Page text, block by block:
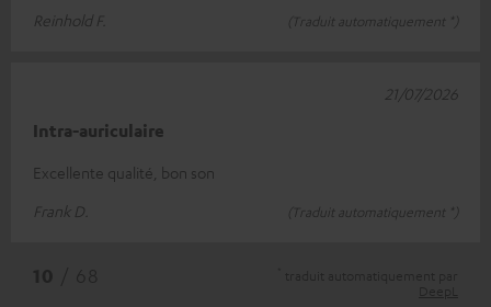
Reinhold F.
(Traduit automatiquement *)
Intra-auriculaire
Excellente qualité, bon son
Frank D.
(Traduit automatiquement *)
21/07/2026